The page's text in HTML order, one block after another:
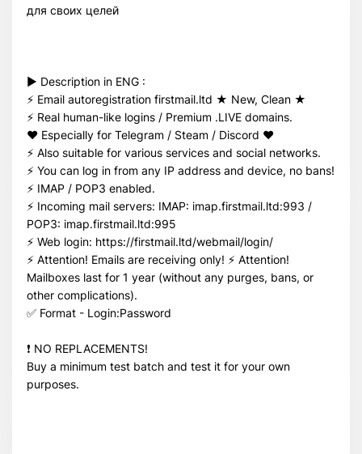
для своих целей
► Description in ENG :
⚡️ Email autoregistration firstmail.ltd ★ New, Clean ★
⚡️ Real human-like logins / Premium .LIVE domains.
❤️ Especially for Telegram / Steam / Discord ❤️
⚡️ Also suitable for various services and social networks.
⚡️ You can log in from any IP address and device, no bans!
⚡️ IMAP / POP3 enabled.
⚡️ Incoming mail servers: IMAP: imap.firstmail.ltd:993 /
POP3: imap.firstmail.ltd:995
⚡️ Web login: https://firstmail.ltd/webmail/login/
⚡️ Attention! Emails are receiving only! ⚡️ Attention!
Mailboxes last for 1 year (without any purges, bans, or
other complications).
✅ Format - Login:Password
❗️ NO REPLACEMENTS!
Buy a minimum test batch and test it for your own
purposes.
Всего позиций в корзине
Всего товара в корзине
Сумма к оплате (без скидок)
$